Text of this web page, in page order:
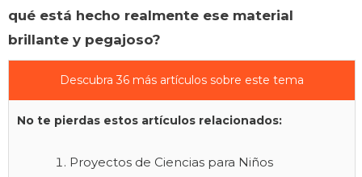
qué está hecho realmente ese material
brillante y pegajoso?
Descubra 36 más artículos sobre este tema
No te pierdas estos artículos relacionados:
Proyectos de Ciencias para Niños